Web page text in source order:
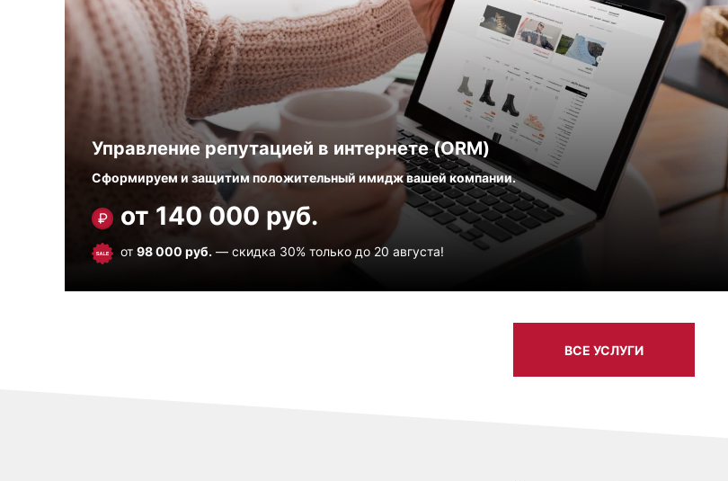
Управление репутацией в интернете (ORM)
Сформируем и защитим положительный имидж вашей компании.
от 140 000 руб.
от 98 000 руб. — скидка 30% только до 20 августа!
ВСЕ УСЛУГИ